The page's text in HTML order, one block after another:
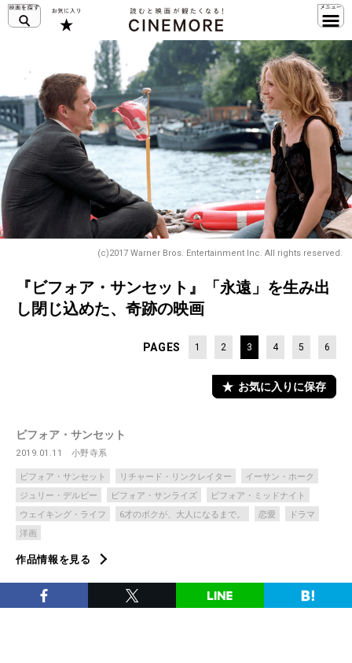
(c)2017 Warner Bros. Entertainment Inc. All rights reserved.
『ビフォア・サンセット』「永遠」を生み出
し閉じ込めた、奇跡の映画
PAGES 1 2 3 4 5 6
お気に入りに保存
ビフォア・サンセット
2019.01.11 小野寺系
ビフォア・サンセット リチャード・リンクレイター
イーサン・ホーク
ジュリー・デルピー
ビフォア・サンライズ
ビフォア・ミッドナイト
ウェイキング・ライフ
6才のボクが、大人になるまで。 恋愛
ドラマ
洋画
作品情報を見る